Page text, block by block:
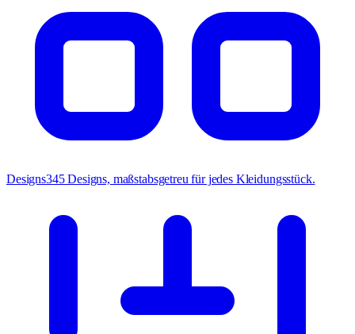
Designs345 Designs, maßstabsgetreu für jedes Kleidungsstück.